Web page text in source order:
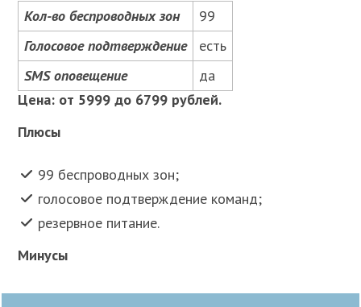
Кол-во беспроводных зон
99
Голосовое подтверждение
есть
SMS оповещение
да
Цена: от 5999 до 6799 рублей.
Плюсы
99 беспроводных зон;
голосовое подтверждение команд;
резервное питание.
Минусы